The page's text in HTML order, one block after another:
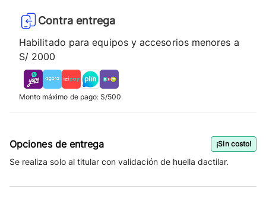
Contra entrega
Habilitado para equipos y accesorios menores a
S/ 2000
Monto máximo de pago: S/500
Opciones de entrega ¡Sin costo!
Se realiza solo al titular con validación de huella dactilar.